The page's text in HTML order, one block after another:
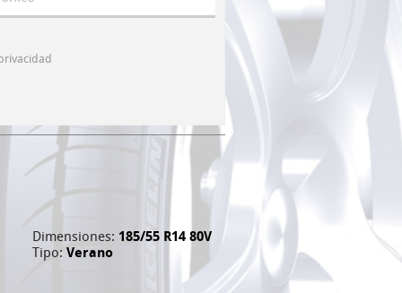
Dimensiones: 185/55 R14 80V
Tipo: Verano